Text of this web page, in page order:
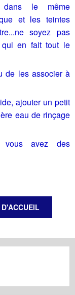
le même
et les teintes
soyez pas
qui en fait tout le
de les associer à
ajouter un petit
eau de rinçage
avez des